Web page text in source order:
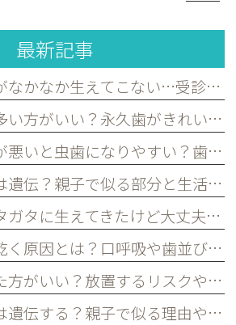
最新記事
子どもの永久歯がなかなか生えてこない…受診した方がよいケースを歯科医が解説｜宮原・さいたま市北区の歯医者
乳歯のすき間は多い方がいい？永久歯がきれいに並ぶために必要な理由を歯科医が解説｜宮原・さいたま市北区の歯医者
子どもの歯並びが悪いと虫歯になりやすい？歯並びとお口の健康の関係を歯科医が解説｜宮原・さいたま市北区の歯医者
子どもの歯並びは遺伝？親子で似る部分と生活習慣で変えられる部分を歯科医が解説｜宮原・さいたま市北区の歯医者
子どもの歯がガタガタに生えてきたけど大丈夫？永久歯の歯並びについて歯科医が解説｜宮原・さいたま市北区の歯医者
朝起きると口が乾く原因とは？口呼吸や歯並びとの関係を歯科医が解説｜宮原・さいたま市北区の歯医者
歯ぎしりは治した方がいい？放置するリスクや原因を歯科医が解説｜宮原・さいたま市北区の歯医者
子どもの歯並びは遺伝する？親子で似る理由や予防できるポイントを歯科医が解説｜宮原・さいたま市北区の歯医者